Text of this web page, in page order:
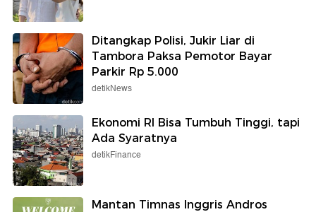
Ditangkap Polisi, Jukir Liar di
Tambora Paksa Pemotor Bayar
Parkir Rp 5.000
detikNews
Ekonomi RI Bisa Tumbuh Tinggi, tapi
Ada Syaratnya
detikFinance
Mantan Timnas Inggris Andros